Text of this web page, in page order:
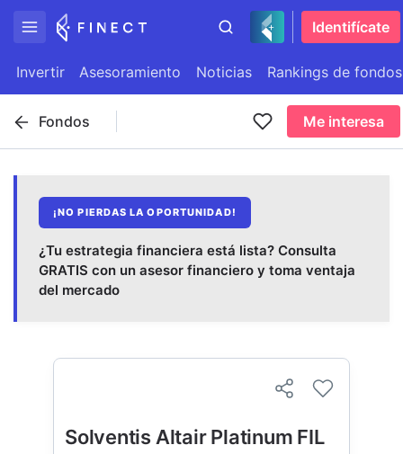
Identifícate
Invertir Asesoramiento Noticias Rankings de fondos
Fondos Me interesa
¡NO PIERDAS LA OPORTUNIDAD!
¿Tu estrategia financiera está lista? Consulta
GRATIS con un asesor financiero y toma ventaja
del mercado
Solventis Altair Platinum FIL